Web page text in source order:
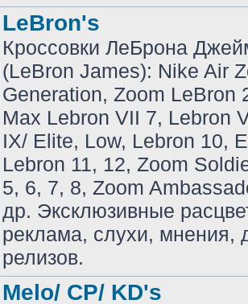
LeBron's
Кроссовки ЛеБрона
(LeBron James): Nike Air
Generation, Zoom LeBron
Max Lebron VII 7, Lebron
IX/ Elite, Low, Lebron 10,
Lebron 11, 12, Zoom
5, 6, 7, 8, Zoom
др. Эксклюзивные
реклама, слухи, мнения,
релизов.
Melo/ CP/ KD's